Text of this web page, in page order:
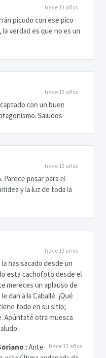
hace 13 años
picudo con ese pico
verdad es que no es un
hace 13 años
con un buen
Saludos
hace 13 años
posar para el
y la luz de toda la
hace 13 años
has sacado desde un
esta cachofoto desde el
mereces un aplauso de
dan a la Caballé. ¡Qué
todo en su sitio;
Apúntaté otra muesca
: hace 13 años
Ante